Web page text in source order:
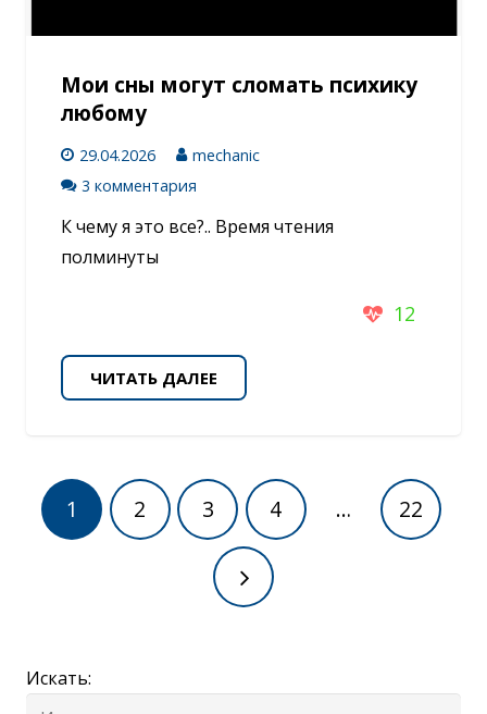
Мои сны могут сломать психику
любому
29.04.2026
mechanic
3 комментария
К чему я это все?.. Время чтения
полминуты
12
ЧИТАТЬ ДАЛЕЕ
1 2 3 4 … 22
Искать: